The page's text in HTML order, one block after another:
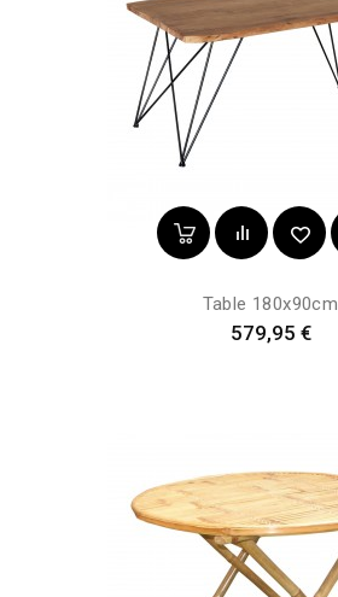
Table 180x90cm
Prix
579,95 €